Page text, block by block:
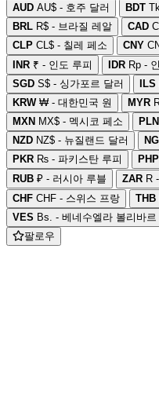
AUD AU$ - 호주 달러 BDT
BRL R$ - 브라질 레알 CAD
CLP CL$ - 칠레 페소 CNY
INR ₹ - 인도 루피 IDR Rp -
SGD S$ - 싱가포르 달러 ILS
KRW₩ - 대한민국 원 MYR
MXN MX$ - 멕시코 페소 PLN
NZD NZ$ - 뉴질랜드 달러
PKR ₨ - 파키스탄 루피 PHP
RUB ₽ - 러시아 루블 ZAR R
CHF CHF - 스위스 프랑 THB
VES Bs. - 베네수엘라 볼리바르
팔로우